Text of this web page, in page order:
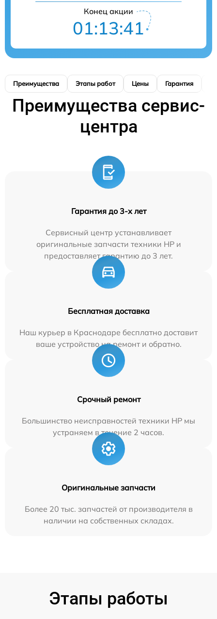
Конец акции
01:13:40
Преимущества Этапы работ Цены Гарантия
Преимущества сервис-
центра
Гарантия до 3-х лет
Сервисный центр устанавливает
оригинальные запчасти техники HP и
предоставляет гарантию до 3 лет.
Бесплатная доставка
Наш курьер в Краснодаре бесплатно доставит
ваше устройство на ремонт и обратно.
Срочный ремонт
Большинство неисправностей техники HP мы
устраняем в течение 2 часов.
Оригинальные запчасти
Более 20 тыс. запчастей от производителя в
наличии на собственных складах.
Этапы работы